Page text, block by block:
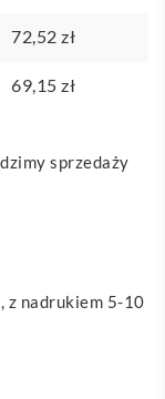
72,52 zł
69,15 zł
sprzedaży
z nadrukiem 5-10